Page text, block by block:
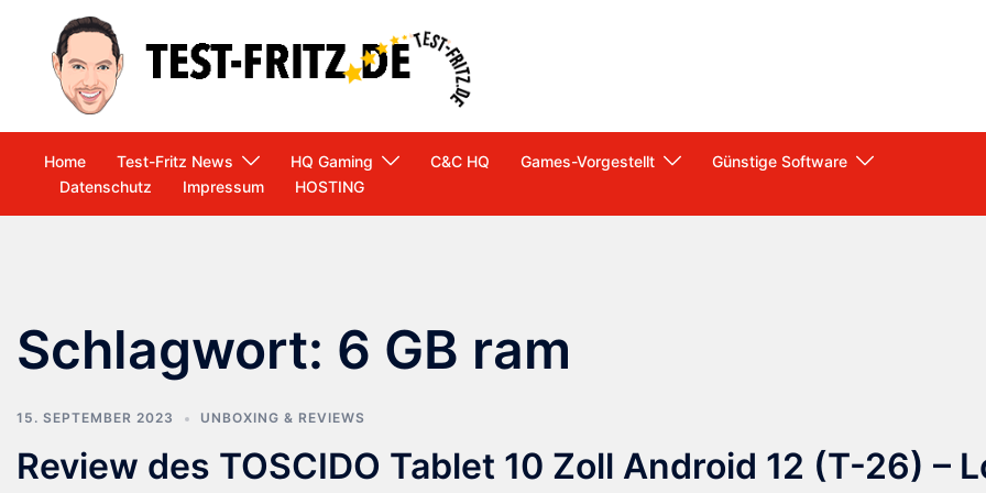
springen
Home Test-Fritz News HQ Gaming C&C HQ Games-Vorgestellt
Günstige Software
Datenschutz
Impressum HOSTING
Schlagwort: 6 GB ram
15. SEPTEMBER 2023 UNBOXING & REVIEWS
Review des TOSCIDO Tablet 10 Zoll Android 12 (T-26) –